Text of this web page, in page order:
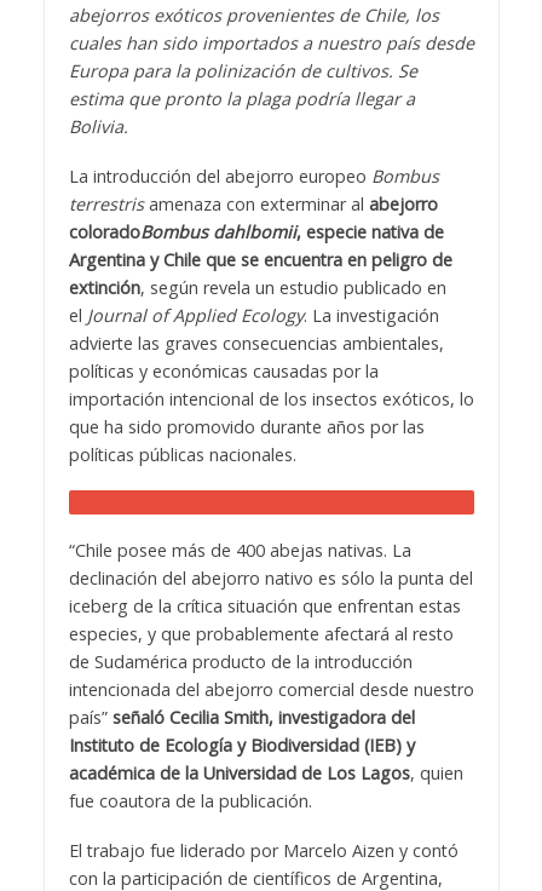
abejorros exóticos provenientes de Chile, los
cuales han sido importados a nuestro país desde
Europa para la polinización de cultivos. Se
estima que pronto la plaga podría llegar a
Bolivia.
La introducción del abejorro europeo Bombus
terrestrisamenaza con exterminar al abejorro
coloradoBombus dahlbomii, especie nativa de
Argentina y Chile que se encuentra en peligro de
extinción, según revela un estudio publicado en
el Journal of Applied Ecology. La investigación
advierte las graves consecuencias ambientales,
políticas y económicas causadas por la
importación intencional de los insectos exóticos, lo
que ha sido promovido durante años por las
políticas públicas nacionales.
“Chile posee más de 400 abejas nativas. La
declinación del abejorro nativo es sólo la punta del
iceberg de la crítica situación que enfrentan estas
especies, y que probablemente afectará al resto
de Sudamérica producto de la introducción
intencionada del abejorro comercial desde nuestro
país” señaló Cecilia Smith, investigadora del
Instituto de Ecología y Biodiversidad (IEB) y
académica de la Universidad de Los Lagos, quien
fue coautora de la publicación.
El trabajo fue liderado por Marcelo Aizen y contó
con la participación de científicos de Argentina,